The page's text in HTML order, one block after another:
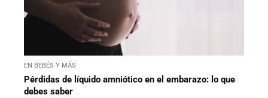
EN BEBÉS Y MÁS
Pérdidas de líquido amniótico en el embarazo: lo que
debes saber